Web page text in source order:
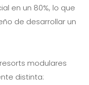
en un 80%, lo que
de desarrollar un
modulares
distinta: